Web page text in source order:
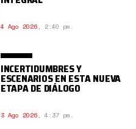
4 Ago 2026, 2:40 pm.
INCERTIDUMBRES Y
ESCENARIOS EN ESTA NUEVA
ETAPA DE DIÁLOGO
3 Ago 2026, 4:37 pm.